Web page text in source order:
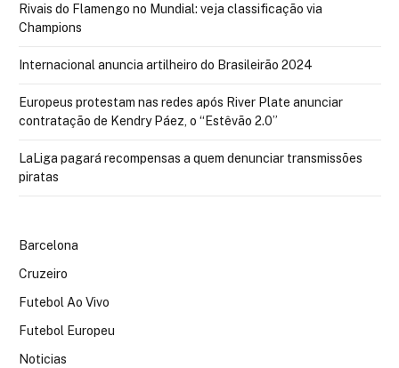
Rivais do Flamengo no Mundial: veja classificação via
Champions
Internacional anuncia artilheiro do Brasileirão 2024
Europeus protestam nas redes após River Plate anunciar
contratação de Kendry Páez, o “Estêvão 2.0”
LaLiga pagará recompensas a quem denunciar transmissões
piratas
Barcelona
Cruzeiro
Futebol Ao Vivo
Futebol Europeu
Noticias